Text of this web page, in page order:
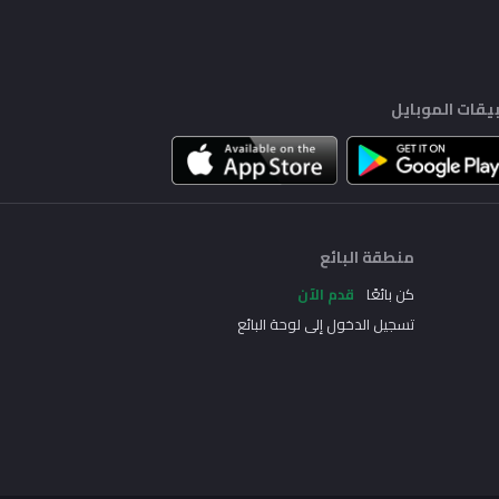
الموبايل
منطقة البائع
كن بائعًا قدم الآن
تسجيل الدخول إلى لوحة البائع